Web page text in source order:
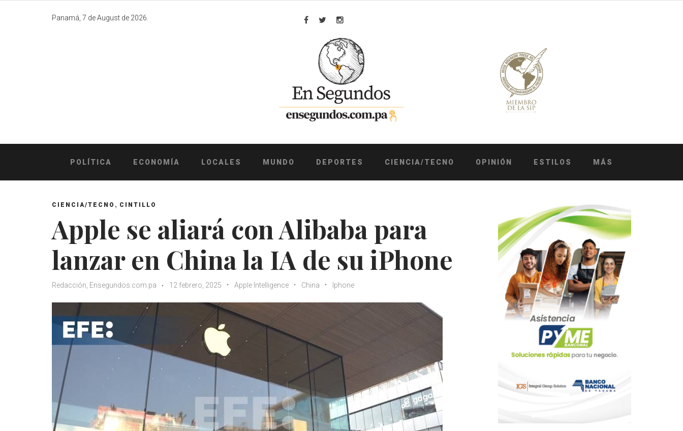
Panamá, 7 de August de 2026.
Facebook
TwitterInstagram
POLÍTICA ECONOMÍA LOCALES MUNDO DEPORTES CIENCIA/TECNO OPINIÓN ESTILOS MÁS
CIENCIA/TECNO , CINTILLO
Apple se aliará con Alibaba para
lanzar en China la IA de su iPhone
Redacción, Ensegundos.com.pa 12 febrero, 2025 Apple Intelligence China Iphone